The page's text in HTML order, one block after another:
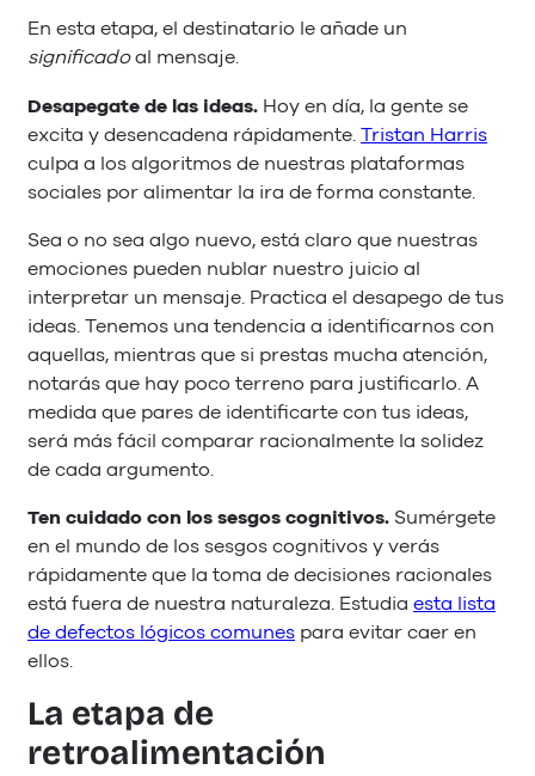
En esta etapa, el destinatario le añade un
significadoal mensaje.
Desapegate de las ideas. Hoy en día, la gente se
excita y desencadena rápidamente.Tristan Harris
culpa a los algoritmos de nuestras plataformas
sociales por alimentar la ira de forma constante.
Sea o no sea algo nuevo, está claro que nuestras
emociones pueden nublar nuestro juicio al
interpretar un mensaje. Practica el desapego de tus
ideas. Tenemos una tendencia a identificarnos con
aquellas, mientras que si prestas mucha atención,
notarás que hay poco terreno para justificarlo. A
medida que pares de identificarte con tus ideas,
será más fácil comparar racionalmente la solidez
de cada argumento.
Ten cuidado con los sesgos cognitivos. Sumérgete
en el mundo de los sesgos cognitivos y verás
rápidamente que la toma de decisiones racionales
está fuera de nuestra naturaleza. Estudia esta lista
de defectos lógicos comunes para evitar caer en
ellos.
La etapa de
retroalimentación